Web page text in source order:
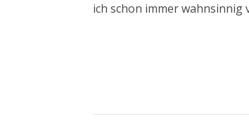
ich schon immer wahnsinnig